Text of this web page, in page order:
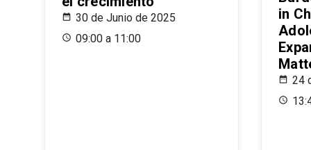
30 de Junio de 2025
09:00 a 11:00
in
24